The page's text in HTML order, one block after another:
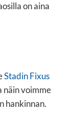
on aina
Stadin Fixus
näin voimme
hankinnan.